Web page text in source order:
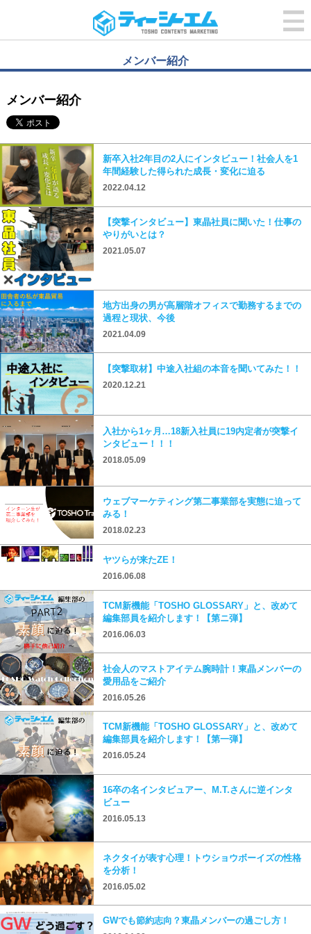
メンバー紹介
メンバー紹介
新卒入社2年目の2人にインタビュー！社会人を1
年間経験した得られた成長・変化に迫る
2022.04.12
【突撃インタビュー】東晶社員に聞いた！仕事の
やりがいとは？
2021.05.07
地方出身の男が高層階オフィスで勤務するまでの
過程と現状、今後
2021.04.09
【突撃取材】中途入社組の本音を聞いてみた！！
2020.12.21
入社から1ヶ月…18新入社員に19内定者が突撃イ
ンタビュー！！！
2018.05.09
ウェブマーケティング第二事業部を実態に迫って
みる！
2018.02.23
ヤツらが来たZE！
2016.06.08
TCM新機能「TOSHO GLOSSARY」と、改めて
編集部員を紹介します！【第ニ弾】
2016.06.03
社会人のマストアイテム腕時計！東晶メンバーの
愛用品をご紹介
2016.05.26
TCM新機能「TOSHO GLOSSARY」と、改めて
編集部員を紹介します！【第一弾】
2016.05.24
16卒の名インタビュアー、M.T.さんに逆インタ
ビュー
2016.05.13
ネクタイが表す心理！トウショウボーイズの性格
を分析！
2016.05.02
GWでも節約志向？東晶メンバーの過ごし方！